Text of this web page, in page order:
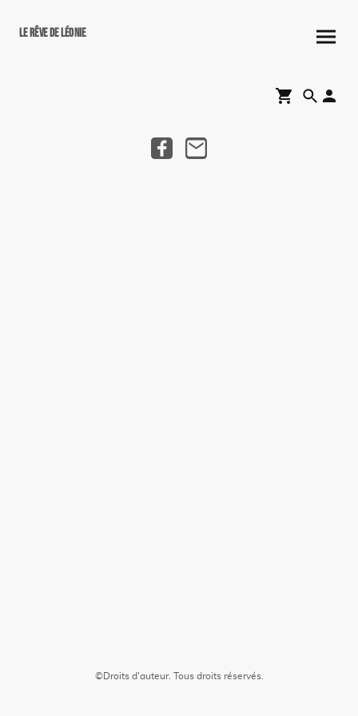
Le rêve de Léonie
©Droits d'auteur. Tous droits réservés.